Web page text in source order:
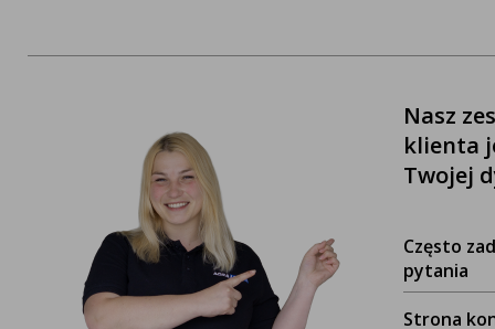
Nasz
klienta
Twojej
Często
pytania
Strona